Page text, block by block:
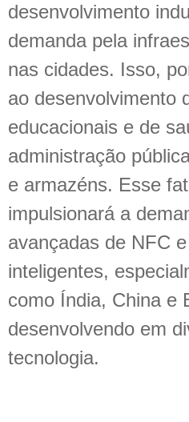
desenvolvimento
demanda pela
nas cidades. Isso,
ao desenvolvimento
educacionais e de
administração
e armazéns. Esse
impulsionará a
avançadas de NFC
inteligentes,
como Índia, China e
desenvolvendo em
tecnologia.